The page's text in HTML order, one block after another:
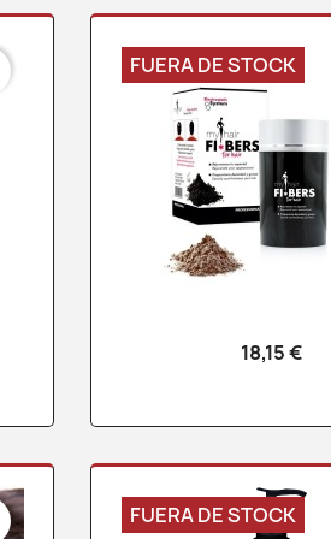
Vista rápida
18,15 €
FUERA DE STOCK
FUERA DE STOCK